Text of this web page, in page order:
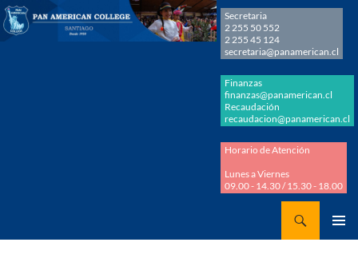
Secretaria
2 255 50 552
2 255 45 124
secretaria@panamerican.cl
Finanzas
finanzas@panamerican.cl
Recaudación
recaudacion@panamerican.cl
Horario de Atención
Lunes a Viernes
09.00 - 14.30 / 15.30 - 18.00